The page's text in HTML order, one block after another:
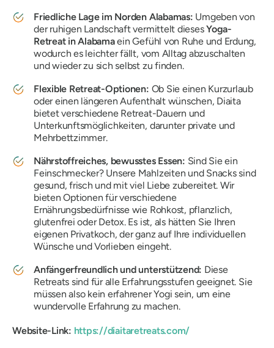
Friedliche Lage im Norden Alabamas: Umgeben von
der ruhigen Landschaft vermittelt diesesYoga-
Retreat in Alabamaein Gefühl von Ruhe und Erdung,
wodurch es leichter fällt, vom Alltag abzuschalten
und wieder zu sich selbst zu finden.
Flexible Retreat-Optionen: Ob Sie einen Kurzurlaub
oder einen längeren Aufenthalt wünschen, Diaita
bietet verschiedene Retreat-Dauern und
Unterkunftsmöglichkeiten, darunter private und
Mehrbettzimmer.
Nährstoffreiches, bewusstes Essen: Sind Sie ein
Feinschmecker? Unsere Mahlzeiten und Snacks sind
gesund, frisch und mit viel Liebe zubereitet. Wir
bieten Optionen für verschiedene
Ernährungsbedürfnisse wie Rohkost, pflanzlich,
glutenfrei oder Detox. Es ist, als hätten Sie Ihren
eigenen Privatkoch, der ganz auf Ihre individuellen
Wünsche und Vorlieben eingeht.
Anfängerfreundlich und unterstützend: Diese
Retreats sind für alle Erfahrungsstufen geeignet. Sie
müssen also kein erfahrener Yogi sein, um eine
wundervolle Erfahrung zu machen.
Website-Link: https://diaitaretreats.com/